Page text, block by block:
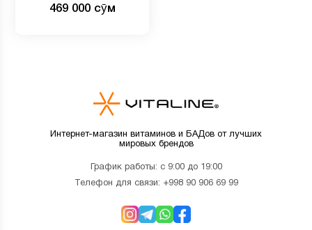
469 000 сӯм
Интернет-магазин витаминов и БАДов от лучших
мировых брендов
График работы: с 9:00 до 19:00
Телефон для связи: +998 90 906 69 99